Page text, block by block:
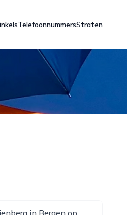
TelefoonnummersStraten
in Bergen op